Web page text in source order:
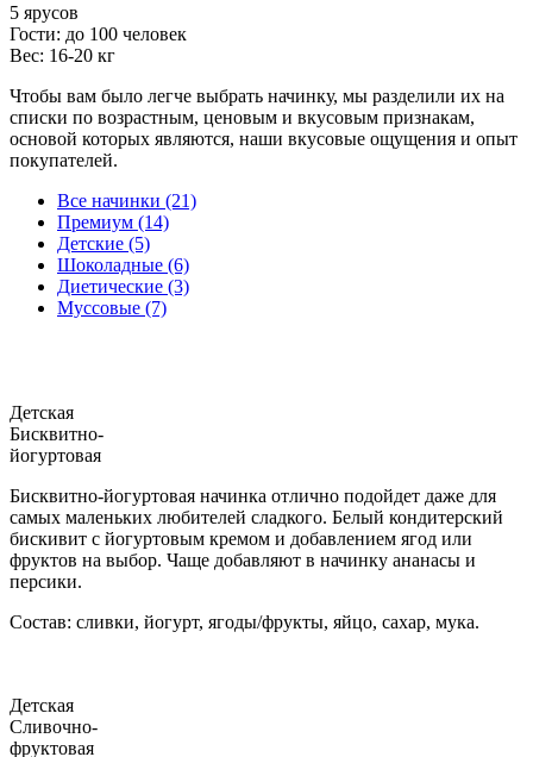
5 ярусов
Гости: до 100 человек
Вес: 16-20 кг
Чтобы вам было легче выбрать начинку, мы разделили их на
списки по возрастным, ценовым и вкусовым признакам,
основой которых являются, наши вкусовые ощущения и опыт
покупателей.
Все начинки (21)
Премиум (14)
Детские (5)
Шоколадные (6)
Диетические (3)
Муссовые (7)
Детская
Бисквитно-
йогуртовая
Бисквитно-йогуртовая начинка отлично подойдет даже для
самых маленьких любителей сладкого. Белый кондитерский
бискивит с йогуртовым кремом и добавлением ягод или
фруктов на выбор. Чаще добавляют в начинку ананасы и
персики.
Состав: сливки, йогурт, ягоды/фрукты, яйцо, сахар, мука.
Детская
Сливочно-
фруктовая